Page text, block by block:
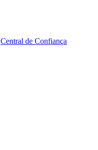
Central de Confiança